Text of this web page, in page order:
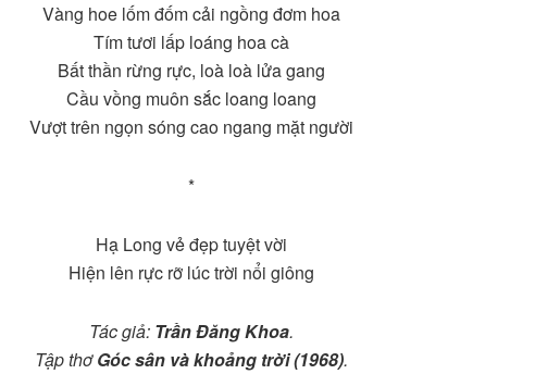
Vàng hoe lốm đốm cải ngồng đơm hoa
Tím tươi lấp loáng hoa cà
Bất thần rừng rực, loà loà lửa gang
Cầu vồng muôn sắc loang loang
Vượt trên ngọn sóng cao ngang mặt người
*
Hạ Long vẻ đẹp tuyệt vời
Hiện lên rực rỡ lúc trời nổi giông
Tác giả: Trần Đăng Khoa.
Tập thơGóc sân và khoảng trời (1968).